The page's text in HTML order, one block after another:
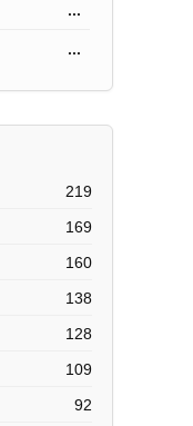
...
...
219
169
160
138
128
109
92